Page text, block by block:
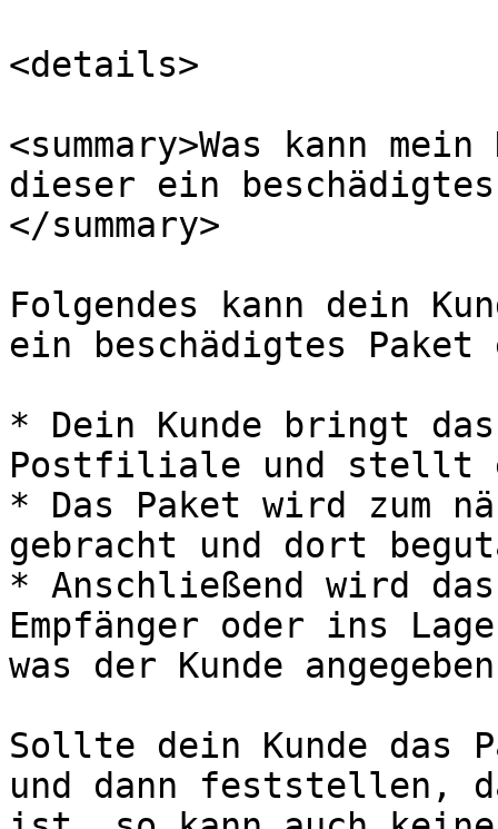
<details>
<summary>Was kann
dieser ein
</summary>
Folgendes kann dein
ein beschädigtes
* Dein Kunde bringt
Postfiliale und stellt
* Das Paket wird zum
gebracht und dort
* Anschließend wird
Empfänger oder ins
was der Kunde
Sollte dein Kunde das
und dann feststellen,